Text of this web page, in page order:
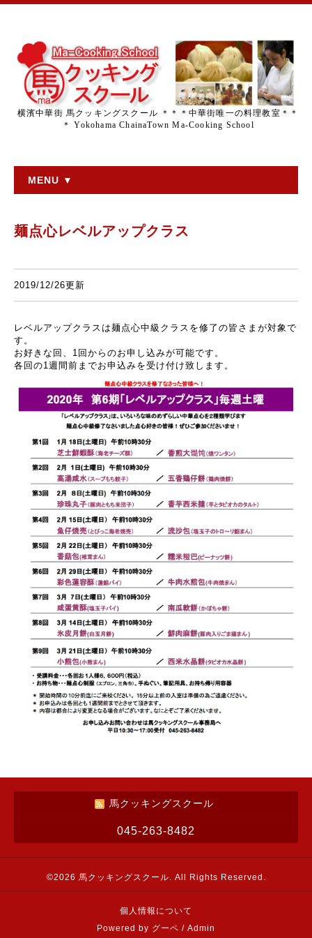
横濱中華街 馬クッキングスクール ＊＊＊中華街唯一の料理教室＊＊
＊ Yokohama ChainaTown Ma-Cooking School
MENU ▼
麺点心レベルアップクラス
2019/12/26更新
レベルアップクラスは麺点心中級クラスを修了の皆さまが対象で
す。
お好きな回、1回からのお申し込みが可能です。
各回の1週間前までお申込みを受け付け致します。
馬クッキングスクール
045-263-8482
©2026 馬クッキングスクール . All Rights Reserved.
個人情報について
Powered by グーペ / Admin